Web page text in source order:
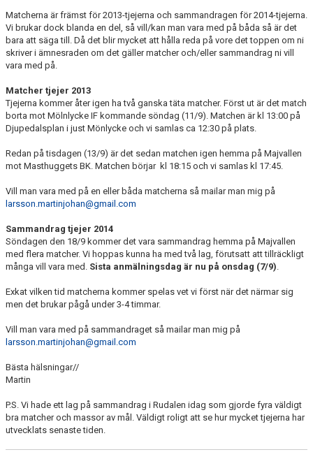
Matcherna är främst för 2013-tjejerna och sammandragen för 2014-tjejerna.
Vi brukar dock blanda en del, så vill/kan man vara med på båda så är det
bara att säga till. Då det blir mycket att hålla reda på vore det toppen om ni
skriver i ämnesraden om det gäller matcher och/eller sammandrag ni vill
vara med på.
Matcher tjejer 2013
Tjejerna kommer åter igen ha två ganska täta matcher. Först ut är det match
borta mot Mölnlycke IF kommande söndag (11/9). Matchen är kl 13:00 på
Djupedalsplan i just Mönlycke och vi samlas ca 12:30 på plats.
Redan på tisdagen (13/9) är det sedan matchen igen hemma på Majvallen
mot Masthuggets BK. Matchen börjar kl 18:15 och vi samlas kl 17:45.
Vill man vara med på en eller båda matcherna så mailar man mig på
larsson.martinjohan@gmail.com
Sammandrag tjejer 2014
Söndagen den 18/9 kommer det vara sammandrag hemma på Majvallen
med flera matcher. Vi hoppas kunna ha med två lag, förutsatt att tillräckligt
många vill vara med. Sista anmälningsdag är nu på onsdag (7/9).
Exkat vilken tid matcherna kommer spelas vet vi först när det närmar sig
men det brukar pågå under 3-4 timmar.
Vill man vara med på sammandraget så mailar man mig på
larsson.martinjohan@gmail.com
Bästa hälsningar//
Martin
P.S. Vi hade ett lag på sammandrag i Rudalen idag som gjorde fyra väldigt
bra matcher och massor av mål. Väldigt roligt att se hur mycket tjejerna har
utvecklats senaste tiden.